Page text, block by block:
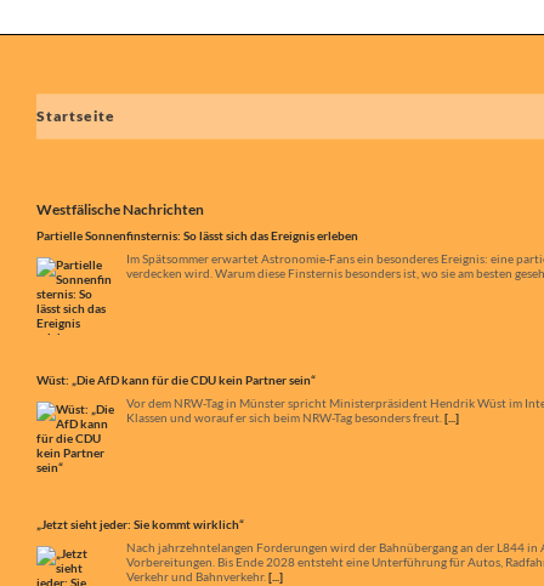
Startseite
Westfälische Nachrichten
Partielle Sonnenfinsternis: So lässt sich das Ereignis erleben
Im Spätsommer erwartet Astronomie-Fans ein besonderes Ereignis: eine
verdecken wird. Warum diese Finsternis besonders ist, wo sie am besten
Wüst: „Die AfD kann für die CDU kein Partner sein“
Vor dem NRW-Tag in Münster spricht Ministerpräsident Hendrik Wüst im
Klassen und worauf er sich beim NRW-Tag besonders freut. [...]
„Jetzt sieht jeder: Sie kommt wirklich“
Nach jahrzehntelangen Forderungen wird der Bahnübergang an der L844
Vorbereitungen. Bis Ende 2028 entsteht eine Unterführung für Autos,
Verkehr und Bahnverkehr. [...]